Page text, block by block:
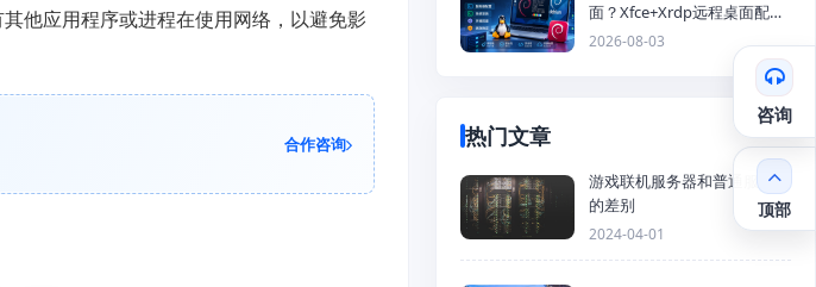
他应用程序或进程在使用网络，以避免影
合作咨询
面？Xfce+Xrdp远程桌面配置
教程
2026-08-03
热门文章
游戏联机服务器和普通服务器
的差别
2024-04-01
咨询
顶部